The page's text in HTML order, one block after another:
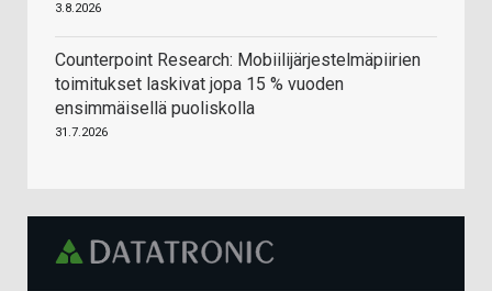
3.8.2026
Counterpoint Research: Mobiilijärjestelmäpiirien
toimitukset laskivat jopa 15 % vuoden
ensimmäisellä puoliskolla
31.7.2026